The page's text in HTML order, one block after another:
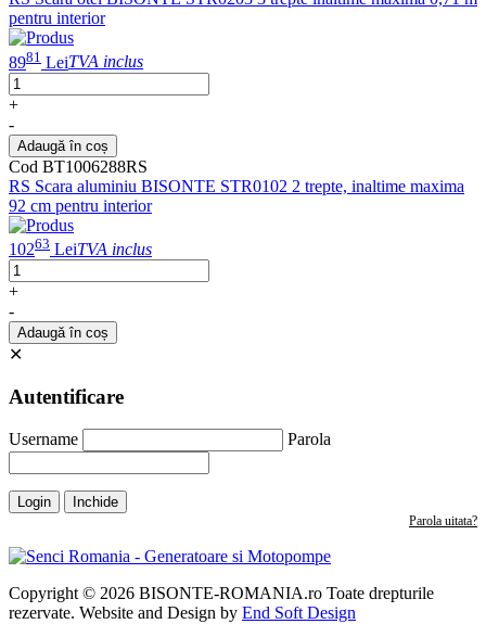
pentru interior
8981 LeiTVA inclus
+
-
Adaugă în coș
Cod BT1006288RS
RS Scara aluminiu BISONTE STR0102 2 trepte, inaltime maxima
92 cm pentru interior
10263 LeiTVA inclus
+
-
Adaugă în coș
✕
Autentificare
Username Parola
Login Inchide
Parola uitata?
Copyright © 2026 BISONTE-ROMANIA.ro Toate drepturile
rezervate. Website and Design by End Soft Design